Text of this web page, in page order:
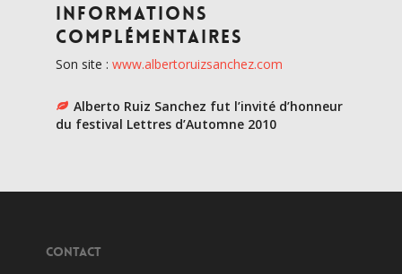
Informations
complémentaires
Son site :www.albertoruizsanchez.com
Alberto Ruiz Sanchez fut l’invité d’honneur
du festival Lettres d’Automne 2010
CONTACT